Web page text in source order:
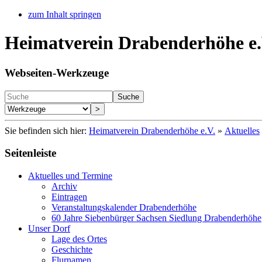
zum Inhalt springen
Heimatverein Drabenderhöhe
Webseiten-Werkzeuge
Suche
>
Sie befinden sich hier: Heimatverein Drabenderhöhe e.V. » Aktuelles
Seitenleiste
Aktuelles und Termine
Archiv
Eintragen
Veranstaltungskalender Drabenderhöhe
60 Jahre Siebenbürger Sachsen Siedlung Drabenderhöhe
Unser Dorf
Lage des Ortes
Geschichte
Flurnamen